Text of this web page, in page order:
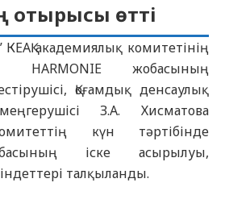
отырысы өтті
КЕАҚ академиялық комитетінің
HARMONIE жобасының
Қоғамдық денсаулық
З.А. Хисматова
күн тәртібінде
іске асырылуы,
талқыланды.